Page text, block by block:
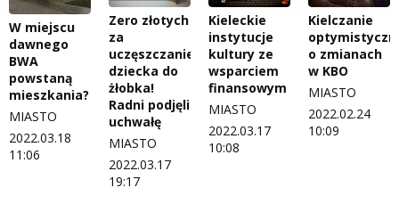
W miejscu
dawnego
BWA
powstaną
mieszkania?
MIASTO
2022.03.18
11:06
Zero złotych
za
uczęszczanie
dziecka do
żłobka!
Radni podjęli
uchwałę
MIASTO
2022.03.17
19:17
Kieleckie
instytucje
kultury ze
wsparciem
finansowym
MIASTO
2022.03.17
10:08
Kielczanie
o zmianach
w KBO
MIASTO
2022.02.24
10:09